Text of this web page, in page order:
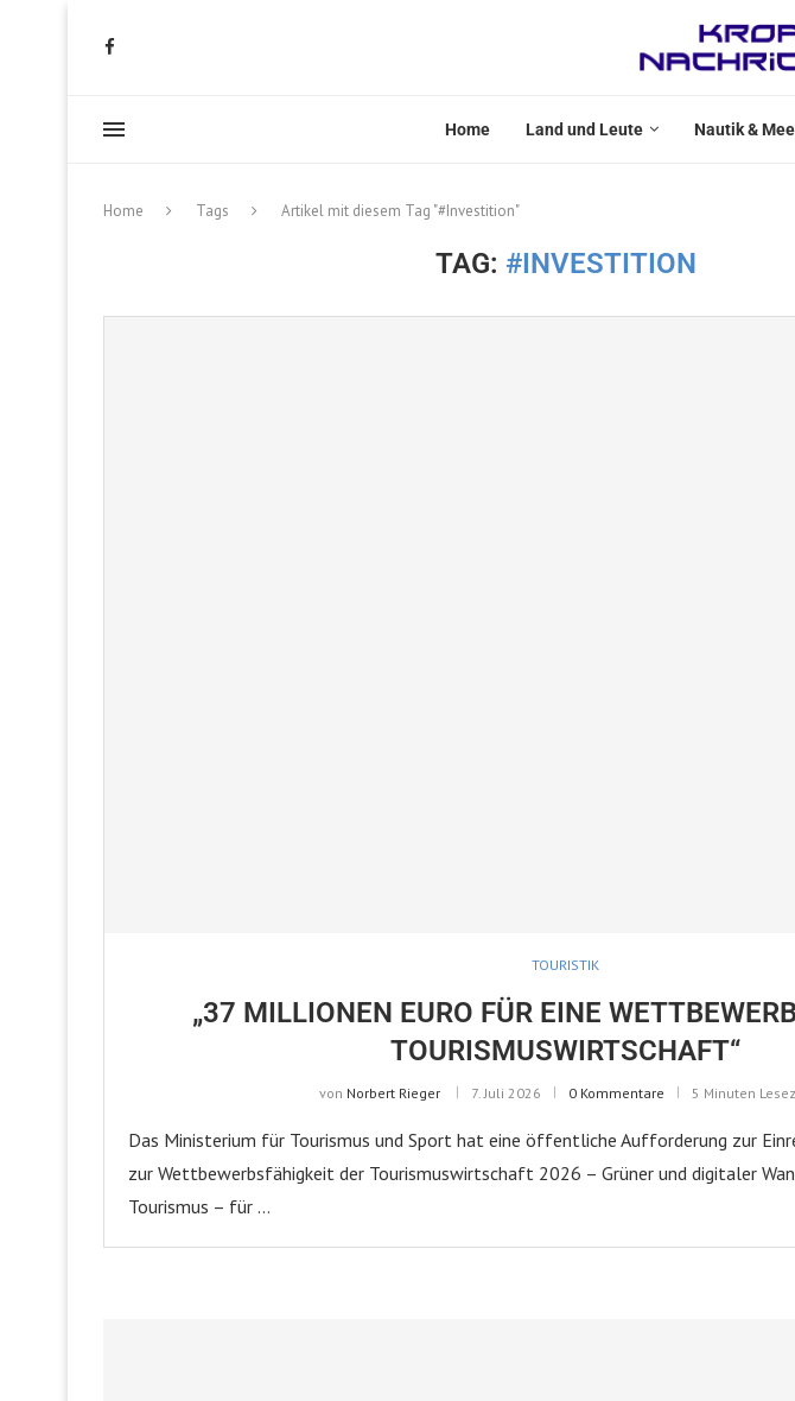
Home Land und Leute Nautik &
Home Tags Artikel mit diesem Tag "#Investition"
TAG: #INVESTITION
TOURISTIK
„37 MILLIONEN EURO FÜR EINE
TOURISMUSWIRTSCHAFT“
von Norbert Rieger 7. Juli 2026 0 Kommentare 5 Minuten
Das Ministerium für Tourismus und Sport hat eine öffentliche Aufforderung zur
zur Wettbewerbsfähigkeit der Tourismuswirtschaft 2026 – Grüner und digitaler
Tourismus – für …